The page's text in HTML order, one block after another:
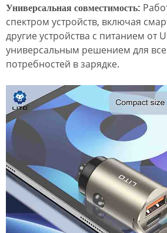
Универсальная совместимость:
спектром устройств, включая
другие устройства с питанием от
универсальным решением для
потребностей в зарядке.